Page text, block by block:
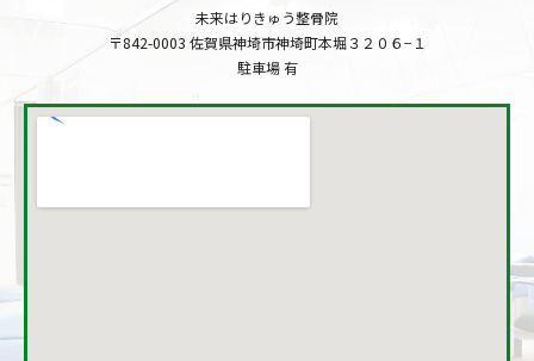
未来はりきゅう整骨院
〒842-0003 佐賀県神埼市神埼町本堀３２０６−１
駐車場 有